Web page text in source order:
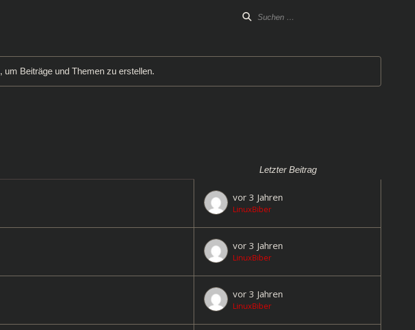
, um Beiträge und Themen zu erstellen.
Letzter Beitrag
vor 3 Jahren
LinuxBiber
vor 3 Jahren
LinuxBiber
vor 3 Jahren
LinuxBiber